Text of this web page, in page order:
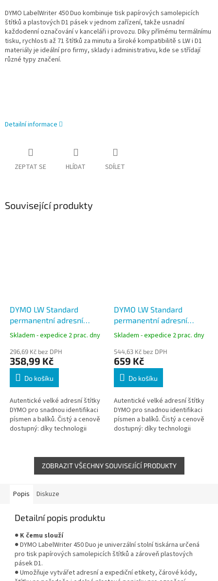
DYMO LabelWriter 450 Duo kombinuje tisk papírových samolepicích
štítků a plastových D1 pásek v jednom zařízení, takže usnadní
každodenní označování v kanceláři i provozu. Díky přímému termálnímu
tisku, rychlosti až 71 štítků za minutu a široké kompatibilitě s LW i D1
materiály je ideální pro firmy, sklady i administrativu, kde se střídají
různé typy značení.
Detailní informace
ZEPTAT SE HLÍDAT SDÍLET
Související produkty
DYMO LW Standard
permanentní adresní
štítky 28x89 mm, 2x130
štítků, S0722370
Skladem - expedice 2 prac. dny
296,69 Kč bez DPH
358,99 Kč
Do košíku
Autentické velké adresní štítky
DYMO pro snadnou identifikaci
písmen a balíků. Čistý a cenově
dostupný: díky technologii
DYMO LW Standard
permanentní adresní
štítky 36x89 mm, 2x260
ks, S0722400
Skladem - expedice 2 prac. dny
544,63 Kč bez DPH
659 Kč
Do košíku
Autentické velké adresní štítky
DYMO pro snadnou identifikaci
písmen a balíků. Čistý a cenově
dostupný: díky technologii
ZOBRAZIT VŠECHNY SOUVISEJÍCÍ PRODUKTY
Popis Diskuze
Detailní popis produktu
● K čemu slouží
● DYMO LabelWriter 450 Duo je univerzální stolní tiskárna určená
pro tisk papírových samolepicích štítků a zároveň plastových
pásek D1.
● Umožňuje vytvářet adresní a expediční etikety, čárové kódy,